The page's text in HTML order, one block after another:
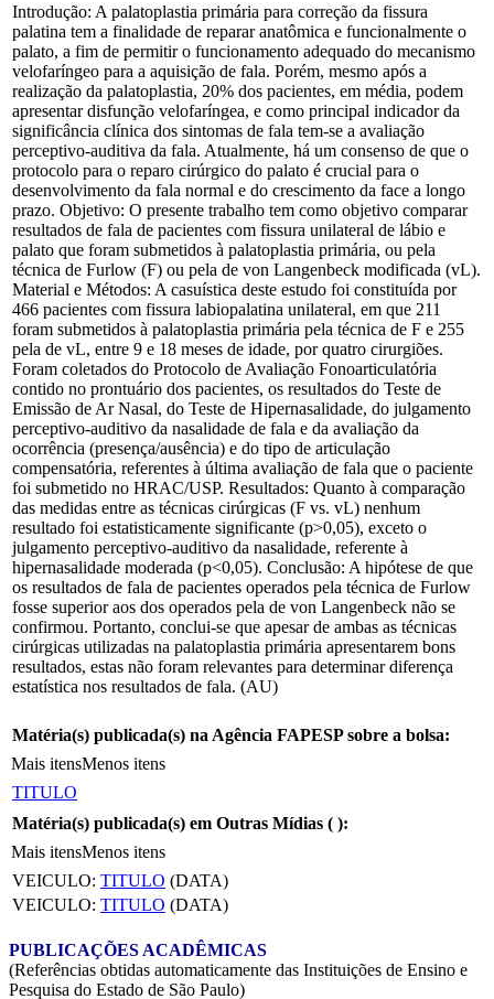
Introdução: A palatoplastia primária para correção da fissura
palatina tem a finalidade de reparar anatômica e funcionalmente o
palato, a fim de permitir o funcionamento adequado do mecanismo
velofaríngeo para a aquisição de fala. Porém, mesmo após a
realização da palatoplastia, 20% dos pacientes, em média, podem
apresentar disfunção velofaríngea, e como principal indicador da
significância clínica dos sintomas de fala tem-se a avaliação
perceptivo-auditiva da fala. Atualmente, há um consenso de que o
protocolo para o reparo cirúrgico do palato é crucial para o
desenvolvimento da fala normal e do crescimento da face a longo
prazo. Objetivo: O presente trabalho tem como objetivo comparar
resultados de fala de pacientes com fissura unilateral de lábio e
palato que foram submetidos à palatoplastia primária, ou pela
técnica de Furlow (F) ou pela de von Langenbeck modificada (vL).
Material e Métodos: A casuística deste estudo foi constituída por
466 pacientes com fissura labiopalatina unilateral, em que 211
foram submetidos à palatoplastia primária pela técnica de F e 255
pela de vL, entre 9 e 18 meses de idade, por quatro cirurgiões.
Foram coletados do Protocolo de Avaliação Fonoarticulatória
contido no prontuário dos pacientes, os resultados do Teste de
Emissão de Ar Nasal, do Teste de Hipernasalidade, do julgamento
perceptivo-auditivo da nasalidade de fala e da avaliação da
ocorrência (presença/ausência) e do tipo de articulação
compensatória, referentes à última avaliação de fala que o paciente
foi submetido no HRAC/USP. Resultados: Quanto à comparação
das medidas entre as técnicas cirúrgicas (F vs. vL) nenhum
resultado foi estatisticamente significante (p>0,05), exceto o
julgamento perceptivo-auditivo da nasalidade, referente à
hipernasalidade moderada (p<0,05). Conclusão: A hipótese de que
os resultados de fala de pacientes operados pela técnica de Furlow
fosse superior aos dos operados pela de von Langenbeck não se
confirmou. Portanto, conclui-se que apesar de ambas as técnicas
cirúrgicas utilizadas na palatoplastia primária apresentarem bons
resultados, estas não foram relevantes para determinar diferença
estatística nos resultados de fala. (AU)
Matéria(s) publicada(s) na Agência FAPESP sobre a bolsa:
Mais itensMenos itens
TITULO
Matéria(s) publicada(s) em Outras Mídias ( ):
Mais itensMenos itens
VEICULO: TITULO (DATA)
VEICULO: TITULO (DATA)
PUBLICAÇÕES ACADÊMICAS
(Referências obtidas automaticamente das Instituições de Ensino e
Pesquisa do Estado de São Paulo)